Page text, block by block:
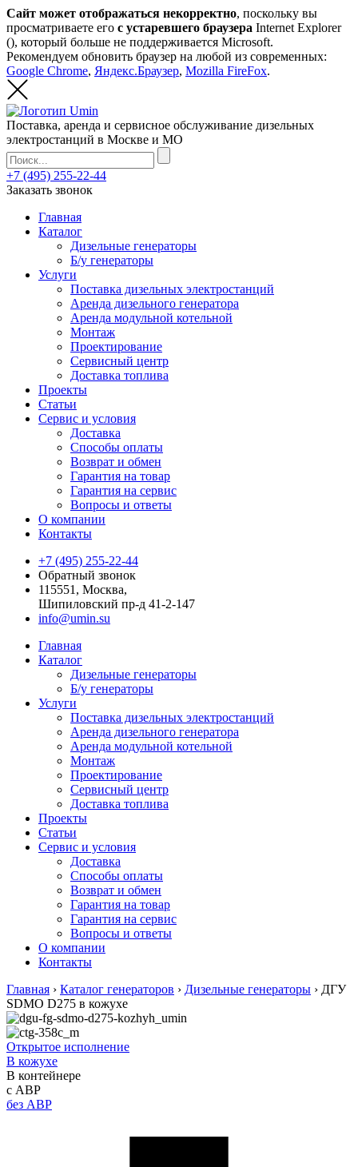
Сайт может отображаться некорректно, поскольку вы
просматриваете его с устаревшего браузера Internet Explorer
(), который больше не поддерживается Microsoft.
Рекомендуем обновить браузер на любой из современных:
Google Chrome, Яндекс.Браузер, Mozilla FireFox.
Поставка, аренда и сервисное обслуживание дизельных
электростанций в Москве и МО
+7 (495) 255-22-44
Заказать звонок
Главная
Каталог
Дизельные генераторы
Б/у генераторы
Услуги
Поставка дизельных электростанций
Аренда дизельного генератора
Аренда модульной котельной
Монтаж
Проектирование
Сервисный центр
Доставка топлива
Проекты
Статьи
Сервис и условия
Доставка
Способы оплаты
Возврат и обмен
Гарантия на товар
Гарантия на сервис
Вопросы и ответы
О компании
Контакты
+7 (495) 255-22-44
Обратный звонок
115551, Москва,
Шипиловский пр-д 41-2-147
info@umin.su
Главная
Каталог
Дизельные генераторы
Б/у генераторы
Услуги
Поставка дизельных электростанций
Аренда дизельного генератора
Аренда модульной котельной
Монтаж
Проектирование
Сервисный центр
Доставка топлива
Проекты
Статьи
Сервис и условия
Доставка
Способы оплаты
Возврат и обмен
Гарантия на товар
Гарантия на сервис
Вопросы и ответы
О компании
Контакты
Главная › Каталог генераторов › Дизельные генераторы › ДГУ
SDMO D275 в кожухе
Открытое исполнение
В кожухе
В контейнере
с АВР
без АВР